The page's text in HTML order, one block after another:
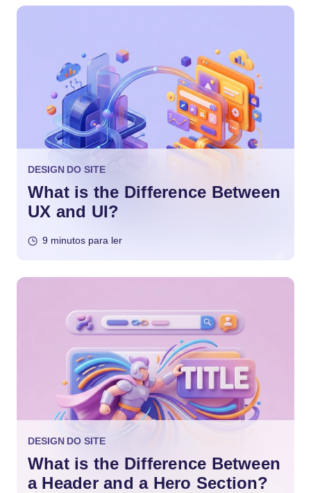
DESIGN DO SITE
What is the Difference Between
UX and UI?
9 minutos para ler
DESIGN DO SITE
What is the Difference Between
a Header and a Hero Section?